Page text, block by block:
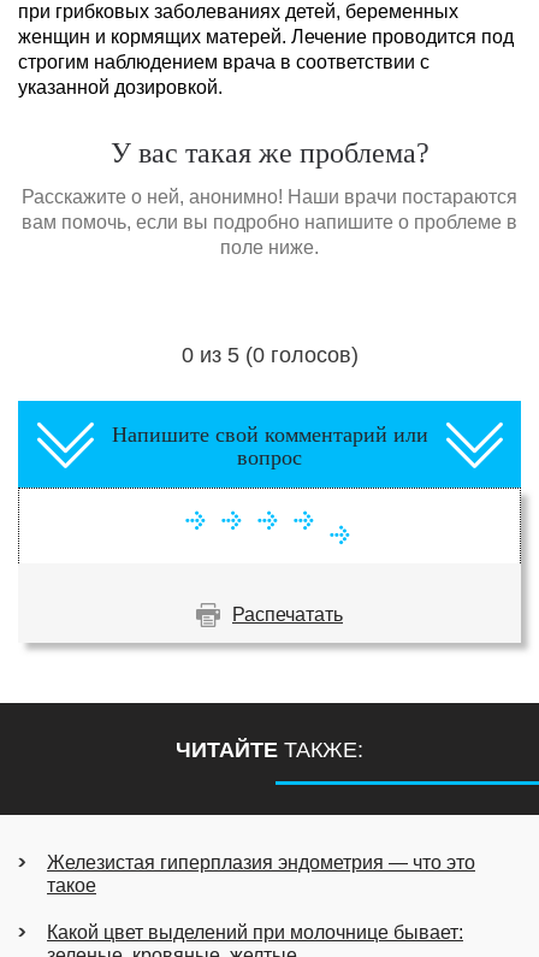
при грибковых заболеваниях детей, беременных
женщин и кормящих матерей. Лечение проводится под
строгим наблюдением врача в соответствии с
указанной дозировкой.
У вас такая же проблема?
Расскажите о ней, анонимно! Наши врачи постараются
вам помочь, если вы подробно напишите о проблеме в
поле ниже.
Загрузка...
0 из 5 (0 голосов)
Напишите свой комментарий или
вопрос
Распечатать
ЧИТАЙТЕ ТАКЖЕ:
Железистая гиперплазия эндометрия — что это
такое
Какой цвет выделений при молочнице бывает: